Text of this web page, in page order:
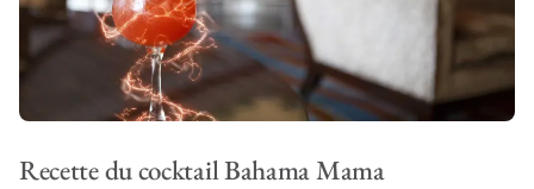
Recette du cocktail Bahama Mama